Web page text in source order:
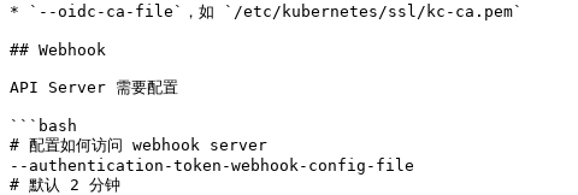
* `--oidc-ca-file`，如 `/etc/kubernetes/ssl/kc-ca.pem`
## Webhook
API Server 需要配置
```bash
# 配置如何访问 webhook server
--authentication-token-webhook-config-file
# 默认 2 分钟